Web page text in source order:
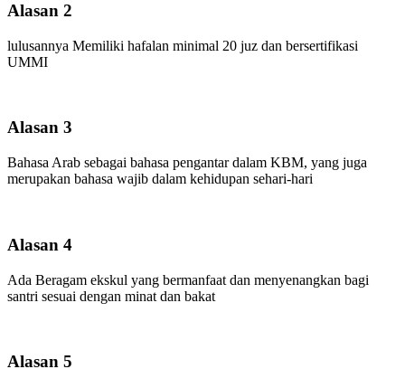
Alasan 2
lulusannya Memiliki hafalan minimal 20 juz dan bersertifikasi
UMMI
Alasan 3
Bahasa Arab sebagai bahasa pengantar dalam KBM, yang juga
merupakan bahasa wajib dalam kehidupan sehari-hari
Alasan 4
Ada Beragam ekskul yang bermanfaat dan menyenangkan bagi
santri sesuai dengan minat dan bakat
Alasan 5